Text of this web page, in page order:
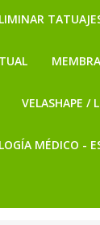
VELASHAPE /
MÉDICO -